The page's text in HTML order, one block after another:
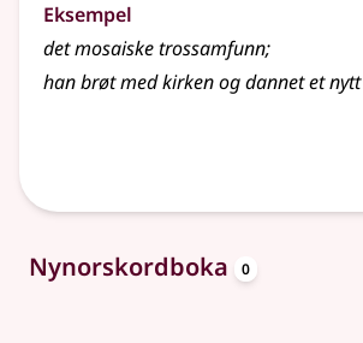
Eksempel
det mosaiske trossamfunn;
han brøt med kirken og dannet et nytt
Nynorskordboka 0